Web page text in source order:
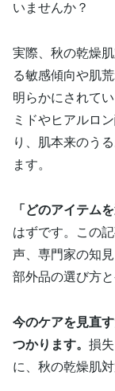
いませんか？
実際、秋の乾燥
る敏感傾向や肌
明らかにされて
ミドやヒアルロ
り、肌本来のう
ます。
「どのアイテム
はずです。この
声、専門家の知
部外品の選び方
今のケアを見直
つかります。 損
に、秋の乾燥肌